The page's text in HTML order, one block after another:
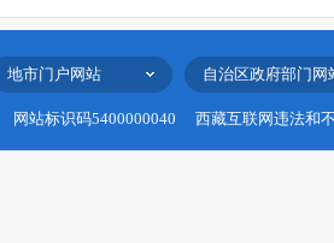
地市门户网站 自治区政府部门网
网站标识码5400000040 西藏互联网违法和